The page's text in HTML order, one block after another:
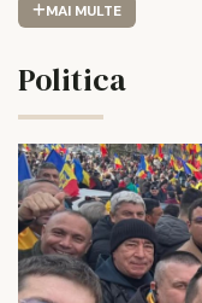
MAI MULTE
Politica